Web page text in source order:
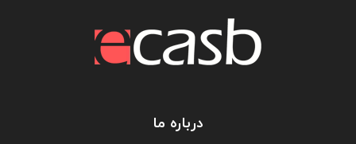
درباره ما